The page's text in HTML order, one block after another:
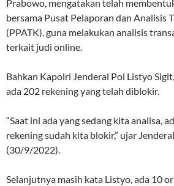
Prabowo, mengatakan telah
bersama Pusat Pelaporan dan Analisis
(PPATK), guna melakukan analisis
terkait judi online.
Bahkan Kapolri Jenderal Pol Listyo
ada 202 rekening yang telah diblokir.
“Saat ini ada yang sedang kita analisa,
rekening sudah kita blokir,” ujar
(30/9/2022).
Selanjutnya masih kata Listyo, ada 10